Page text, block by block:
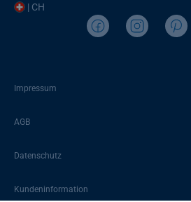
| CH
Impressum
AGB
Datenschutz
Kundeninformation